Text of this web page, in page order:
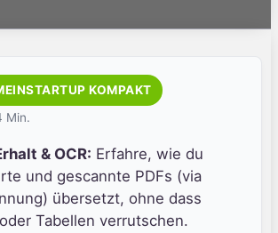
KOMPAKT
Min.
& OCR: Erfahre, wie du
und gescannte PDFs (via
übersetzt, ohne dass
Tabellen verrutschen.